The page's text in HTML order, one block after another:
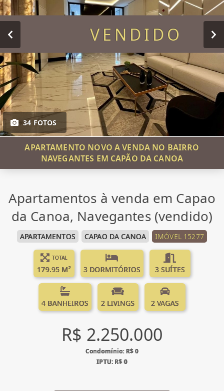
34 FOTOS
VENDIDO
APARTAMENTO NOVO A VENDA NO BAIRRO
NAVEGANTES EM CAPÃO DA CANOA
Apartamentos à venda em Capao
da Canoa, Navegantes (vendido)
APARTAMENTOS CAPAO DA CANOA IMÓVEL 15277
TOTAL
179.95 M² 3 DORMITÓRIOS 3 SUÍTES
4 BANHEIROS 2 LIVINGS 2 VAGAS
R$ 2.250.000
Condomínio: R$ 0
IPTU: R$ 0